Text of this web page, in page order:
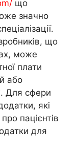
що
значно
що
може
плати
або
Для сфери
які
пацієнтів
для